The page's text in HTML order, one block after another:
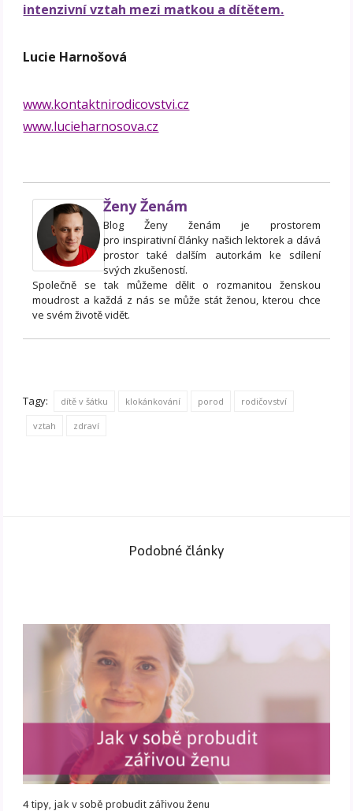
intenzivní vztah mezi matkou a dítětem.
Lucie Harnošová
www.kontaktnirodicovstvi.cz
www.lucieharnosova.cz
Ženy Ženám
Blog Ženy ženám je prostorem
pro inspirativní články našich lektorek a dává
prostor také dalším autorkám ke sdílení
svých zkušeností.
Společně se tak můžeme dělit o rozmanitou ženskou
moudrost a každá z nás se může stát ženou, kterou chce
ve svém životě vidět.
Tagy: dítě v šátku klokánkování porod rodičovství
vztah zdraví
Podobné články
4 tipy, jak v sobě probudit zářivou ženu